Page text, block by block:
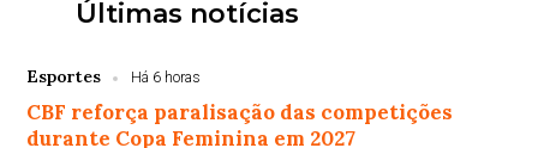
Últimas notícias
Esportes Há 6 horas
CBF reforça paralisação das competições
durante Copa Feminina em 2027